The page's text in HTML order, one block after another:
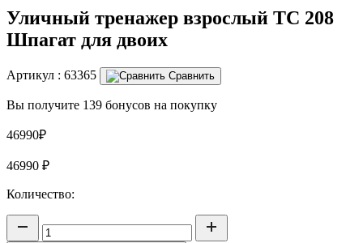
Уличный тренажер взрослый ТС 208
Шпагат для двоих
Артикул : 63365 Сравнить
Вы получите 139 бонусов на покупку
46990₽
46990 ₽
Количество: